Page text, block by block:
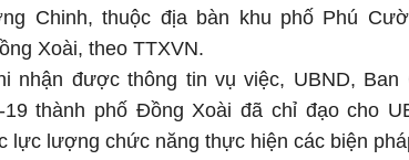
Chinh, thuộc địa bàn khu phố Phú
Xoài, theo TTXVN.
nhận được thông tin vụ việc, UBND, Ban
19 thành phố Đồng Xoài đã chỉ đạo cho
lực lượng chức năng thực hiện các biện